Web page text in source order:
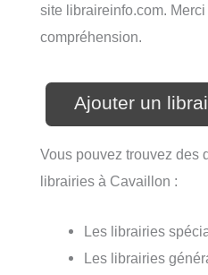
site libraireinfo.com. Merci
compréhension.
Ajouter un
Vous pouvez trouvez des
librairies à Cavaillon :
Les librairies
Les librairies